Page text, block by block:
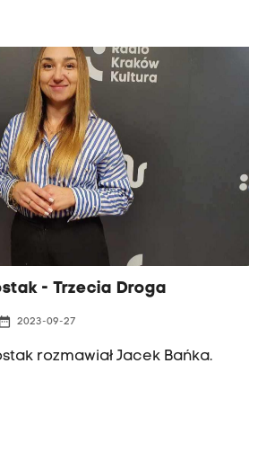
naszymi dziećmi — mówiła w
Radia Kraków posłanka
Urszula Augustyn.
- Trzecia Droga
date_range 2023-09-27
rozmawiał Jacek Bańka.